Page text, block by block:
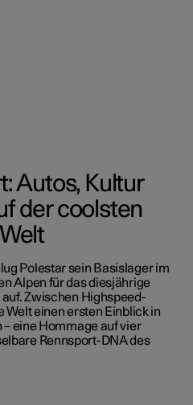
Autos, Kultur
der coolsten
Polestar sein Basislager im
Alpen für das diesjährige
Zwischen Highspeed-
Welt einen ersten Einblick in
eine Hommage auf vier
Rennsport-DNA des